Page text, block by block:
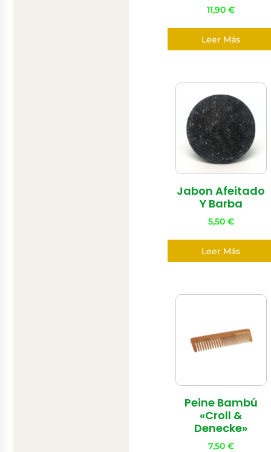
11,90€
Leer Más
Jabon Afeitado
Y Barba
5,50 €
Leer Más
Peine Bambú
«Croll &
Denecke»
7,50 €